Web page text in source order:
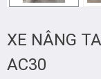
XE NÂNG
AC30